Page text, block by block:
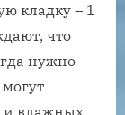
кладку – 1
что
нужно